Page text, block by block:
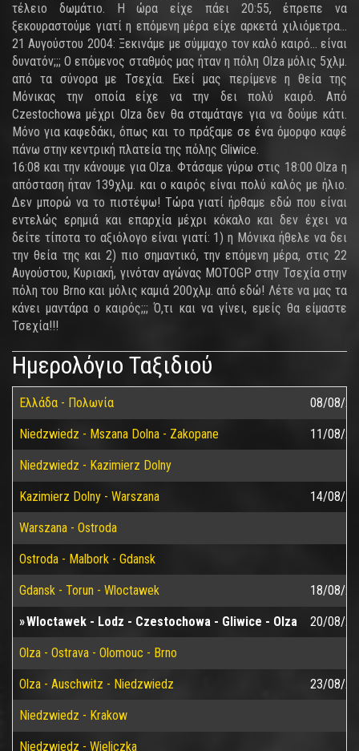
τέλειο δωμάτιο. Η ώρα είχε πάει 20:55, έπρεπε να
ξεκουραστούμε γιατί η επόμενη μέρα είχε αρκετά χιλιόμετρα...
21 Αυγούστου 2004: Ξεκινάμε με σύμμαχο τον καλό καιρό... είναι
δυνατόν;;; Ο επόμενος σταθμός μας ήταν η πόλη Olza μόλις 5χλμ.
από τα σύνορα με Τσεχία. Εκεί μας περίμενε η θεία της
Μόνικας την οποία είχε να την δει πολύ καιρό. Από
Czestochowa μέχρι Olza δεν θα σταμάταγε για να δούμε κάτι.
Μόνο για καφεδάκι, όπως και το πράξαμε σε ένα όμορφο καφέ
πάνω στην κεντρική πλατεία της πόλης Gliwice.
16:08 και την κάνουμε για Olza. Φτάσαμε γύρω στις 18:00 Olza η
απόσταση ήταν 139χλμ. και ο καιρός είναι πολύ καλός με ήλιο.
Δεν μπορώ να το πιστέψω! Τώρα γιατί ήρθαμε εδώ που είναι
εντελώς ερημιά και επαρχία μέχρι κόκαλο και δεν έχει να
δείτε τίποτα το αξιόλογο είναι γιατί: 1) η Μόνικα ήθελε να δει
την θεία της και 2) πιο σημαντικό, την επόμενη μέρα, στις 22
Αυγούστου, Κυριακή, γινόταν αγώνας MOTOGP στην Τσεχία στην
πόλη του Brno και μόλις καμιά 200χλμ. από εδώ! Λέτε να μας τα
κάνει μαντάρα ο καιρός;;; Ό,τι και να γίνει, εμείς θα είμαστε
Τσεχία!!!
Ημερολόγιο Ταξιδιού
Ελλάδα - Πολωνία 08/08/
Niedzwiedz - Mszana Dolna - Zakopane 11/08/
Niedzwiedz - Kazimierz Dolny
Kazimierz Dolny - Warszana 14/08/
Warszana - Ostroda
Ostroda - Malbork - Gdansk
Gdansk - Torun - Wloctawek 18/08/
Wloctawek - Lodz - Czestochowa - Gliwice - Olza 20/08/
Olza - Ostrava - Olomouc - Brno
Olza - Auschwitz - Niedzwiedz 23/08/
Niedzwiedz - Krakow
Niedzwiedz - Wieliczka